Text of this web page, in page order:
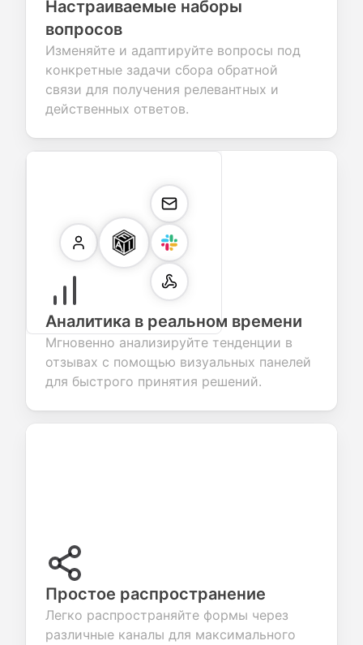
Настраиваемые наборы
вопросов
Изменяйте и адаптируйте вопросы под
конкретные задачи сбора обратной
связи для получения релевантных и
действенных ответов.
Аналитика в реальном времени
Мгновенно анализируйте тенденции в
отзывах с помощью визуальных панелей
для быстрого принятия решений.
Простое распространение
Легко распространяйте формы через
различные каналы для максимального